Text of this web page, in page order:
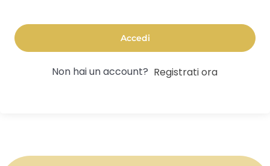
Accedi
Non hai un account? Registrati ora